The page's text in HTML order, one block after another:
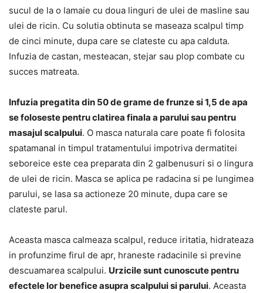
sucul de la o lamaie cu doua linguri de ulei de masline sau
ulei de ricin. Cu solutia obtinuta se maseaza scalpul timp
de cinci minute, dupa care se clateste cu apa calduta.
Infuzia de castan, mesteacan, stejar sau plop combate cu
succes matreata.
Infuzia pregatita din 50 de grame de frunze si 1,5 de apa
se foloseste pentru clatirea finala a parului sau pentru
masajul scalpului. O masca naturala care poate fi folosita
spatamanal in timpul tratamentului impotriva dermatitei
seboreice este cea preparata din 2 galbenusuri si o lingura
de ulei de ricin. Masca se aplica pe radacina si pe lungimea
parului, se lasa sa actioneze 20 minute, dupa care se
clateste parul.
Aceasta masca calmeaza scalpul, reduce iritatia, hidrateaza
in profunzime firul de apr, hraneste radacinile si previne
descuamarea scalpului. Urzicile sunt cunoscute pentru
efectele lor benefice asupra scalpului si parului. Aceasta